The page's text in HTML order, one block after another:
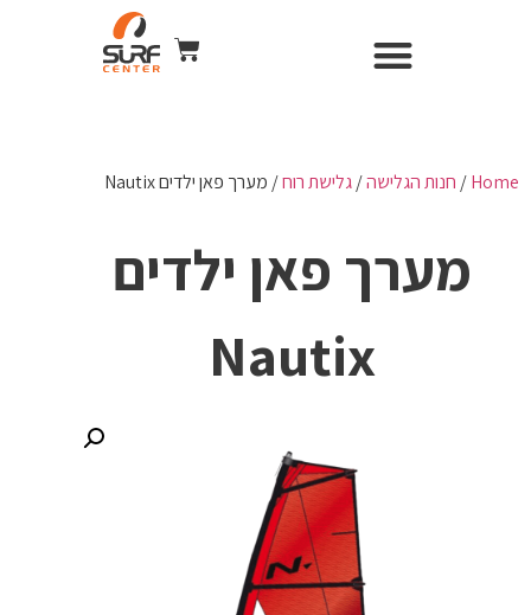
Home
/ חנות הגלישה/גלישת רוח/ מערך פאן ילדים Nautix
מערך פאן ילדים
Nautix